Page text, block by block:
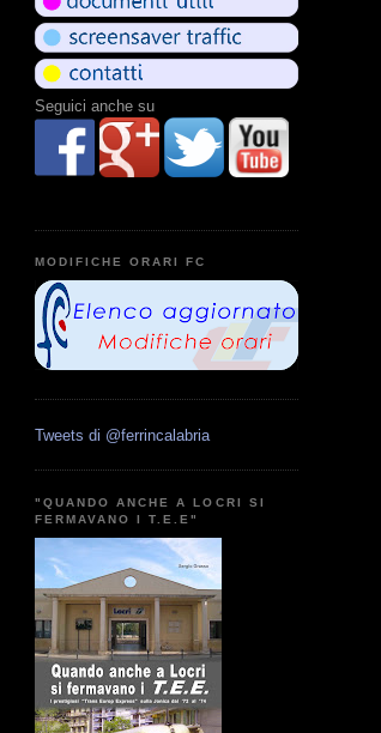
Seguici anche su
MODIFICHE ORARI FC
Tweets di @ferrincalabria
"QUANDO ANCHE A LOCRI SI
FERMAVANO I T.E.E"